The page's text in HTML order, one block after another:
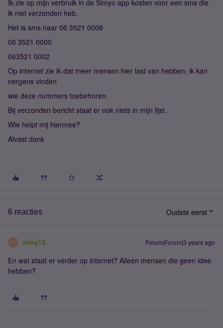
Ik zie op mijn verbruik in de Simyo app kosten voor een sms die
ik niet verzonden heb.
Het is sms naar 06 3521 0008
06 3521 0000
063521 0002
Op internet zie ik dat meer mensen hier last van hebben, ik kan
nergens vinden
wie deze nummers toebehoren.
Bij verzonden bericht staat er ook niets in mijn lijst.
Wie helpt mij hiermee?
Alvast dank
6 reacties Oudste eerst
W wimj12 Forum|Forum|3 years ago
En wat staat er verder op internet? Alleen mensen die geen idee
hebben?